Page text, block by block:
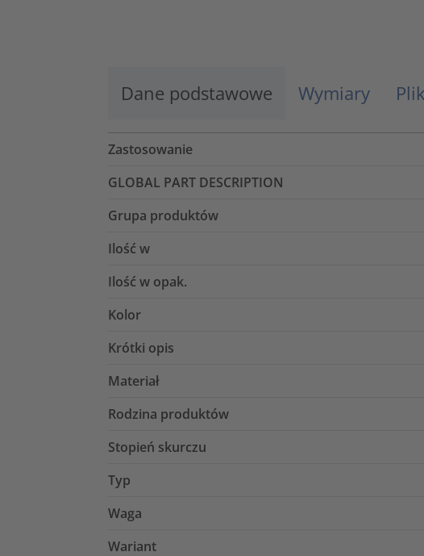
Dane podstawowe Wymiary
Zastosowanie
GLOBAL PART DESCRIPTION
Grupa produktów
Ilość w
Ilość w opak.
Kolor
Krótki opis
Materiał
Rodzina produktów
Stopień skurczu
Typ
Waga
Wariant